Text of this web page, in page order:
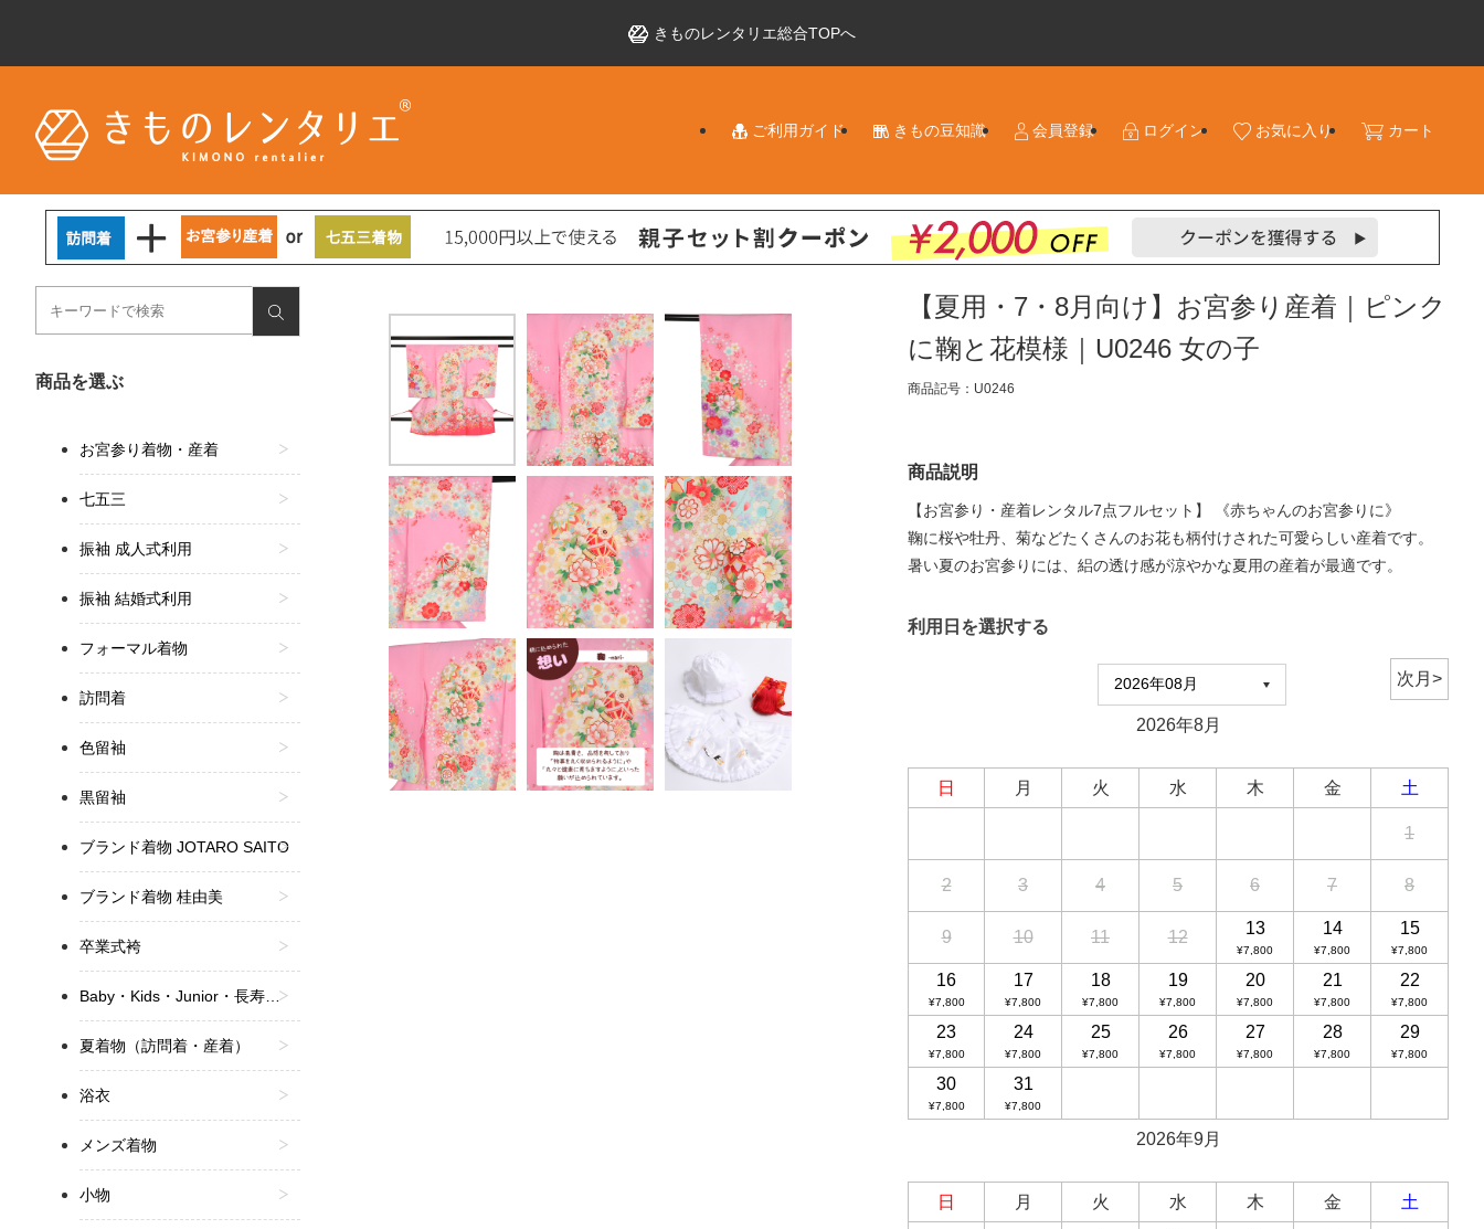
きものレンタリエ総合TOPへ
ご利用ガイド きもの豆知識 会員登録 ログイン お気に入り カート
【夏用・7・8月向け】お宮参り産着｜ピンク
に鞠と花模様｜U0246 女の子
商品記号：U0246
商品説明
【お宮参り・産着レンタル7点フルセット】 《赤ちゃんのお宮参りに》
鞠に桜や牡丹、菊などたくさんのお花も柄付けされた可愛らしい産着です。
暑い夏のお宮参りには、絽の透け感が涼やかな夏用の産着が最適です。
利用日を選択する
2026年8月
日 月 火 水 木 金 土
1
2 3 4 5 6 7 8
9 10 11 12 13
¥7,800
14
¥7,800
15
¥7,800
16
¥7,800
17
¥7,800
18
¥7,800
19
¥7,800
20
¥7,800
21
¥7,800
22
¥7,800
23
¥7,800
24
¥7,800
25
¥7,800
26
¥7,800
27
¥7,800
28
¥7,800
29
¥7,800
30
¥7,800
31
¥7,800
2026年9月
日 月 火 水 木 金
土
商品を選ぶ
お宮参り着物・産着
七五三
振袖 成人式利用
振袖 結婚式利用
フォーマル着物
訪問着
色留袖
黒留袖
ブランド着物 JOTARO SAITO
ブランド着物 桂由美
卒業式袴
Baby・Kids・Junior・長寿衣装
夏着物（訪問着・産着）
浴衣
メンズ着物
小物